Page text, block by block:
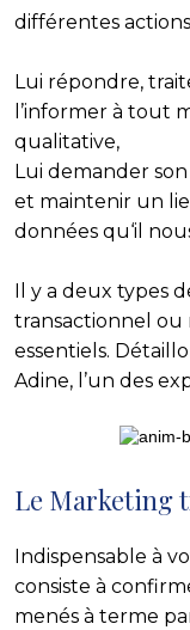
différentes
Lui répondre,
l’informer à tout
qualitative,
Lui demander
et maintenir un
données qu‘il
Il y a deux types
transactionnel ou
essentiels.
Adine, l’un des
Le Marketing
Indispensable à
consiste à
menés à terme